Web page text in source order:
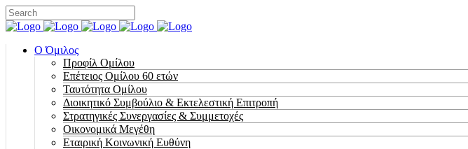
Ο Όμιλος
Προφίλ Ομίλου
Επέτειος Oμίλου 60 ετών
Ταυτότητα Ομίλου
Διοικητικό Συμβούλιο & Εκτελεστική Επιτροπή
Στρατηγικές Συνεργασίες & Συμμετοχές
Οικονομικά Μεγέθη
Εταιρική Κοινωνική Ευθύνη